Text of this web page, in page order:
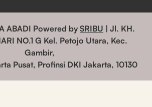
ABADI Powered bySRIBU | Jl. KH.
NO.1 G Kel. Petojo Utara, Kec.
Gambir,
Pusat, Profinsi DKI Jakarta, 10130